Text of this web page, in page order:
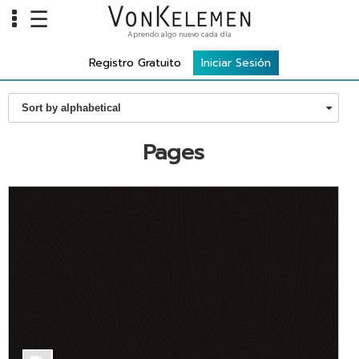
Cursos
☰ Aprendo algo nuevo cada día
Registro Gratuito Iniciar Sesión
Sort by alphabetical
Pages